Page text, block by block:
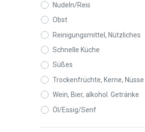
Nudeln/Reis
Obst
Reinigungsmittel, Nützliches
Schnelle Küche
Süßes
Trockenfrüchte, Kerne, Nüsse
Wein, Bier, alkohol. Getränke
Öl/Essig/Senf